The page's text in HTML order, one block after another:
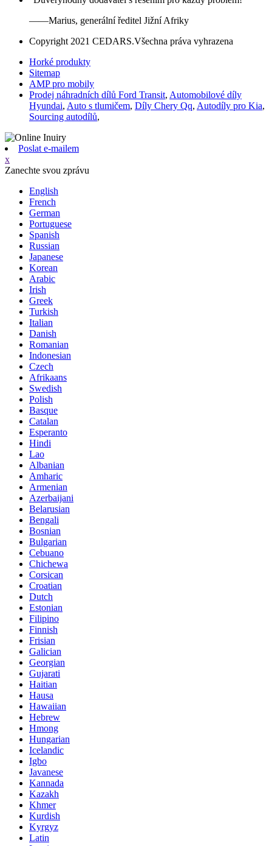
——Marius, generální ředitel Jižní Afriky
Copyright 2021 CEDARS.Všechna práva vyhrazena
Horké produkty
Sitemap
AMP pro mobily
Prodej náhradních dílů Ford Transit, Automobilové díly
Hyundai, Auto s tlumičem, Díly Chery Qq, Autodíly pro Kia,
Sourcing autodílů,
Poslat e-mailem
x
Zanechte svou zprávu
English
French
German
Portuguese
Spanish
Russian
Japanese
Korean
Arabic
Irish
Greek
Turkish
Italian
Danish
Romanian
Indonesian
Czech
Afrikaans
Swedish
Polish
Basque
Catalan
Esperanto
Hindi
Lao
Albanian
Amharic
Armenian
Azerbaijani
Belarusian
Bengali
Bosnian
Bulgarian
Cebuano
Chichewa
Corsican
Croatian
Dutch
Estonian
Filipino
Finnish
Frisian
Galician
Georgian
Gujarati
Haitian
Hausa
Hawaiian
Hebrew
Hmong
Hungarian
Icelandic
Igbo
Javanese
Kannada
Kazakh
Khmer
Kurdish
Kyrgyz
Latin